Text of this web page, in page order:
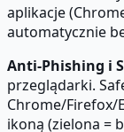
aplikacje
automatycznie
Anti-Phishing i
przeglądarki.
Chrome/Firefox/
ikoną (zielona =